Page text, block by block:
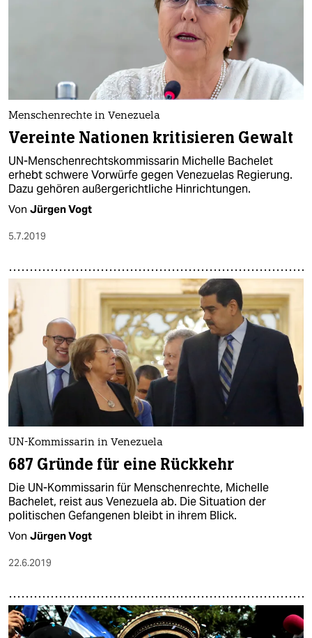
Menschenrechte in Venezuela
Vereinte Nationen kritisieren Gewalt
UN-Menschenrechtskommissarin Michelle Bachelet
erhebt schwere Vorwürfe gegen Venezuelas Regierung.
Dazu gehören außergerichtliche Hinrichtungen.
Von Jürgen Vogt
5.7.2019
UN-Kommissarin in Venezuela
687 Gründe für eine Rückkehr
Die UN-Kommissarin für Menschenrechte, Michelle
Bachelet, reist aus Venezuela ab. Die Situation der
politischen Gefangenen bleibt in ihrem Blick.
Von Jürgen Vogt
22.6.2019